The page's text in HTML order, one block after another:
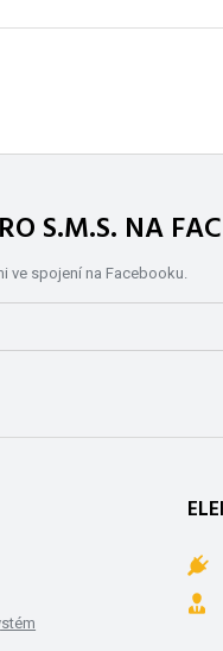
S.M.S. NA
ve spojení na Facebooku.